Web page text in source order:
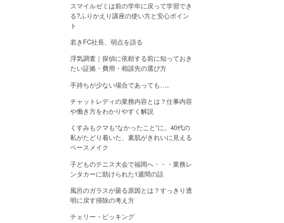
スマイルゼミは前の学年に戻って学習でき
る?ふりかえり講座の使い方と安心ポイン
ト
若きFC社長、弱点を語る
浮気調査｜探偵に依頼する前に知っておき
たい証拠・費用・相談先の選び方
手持ちが少ない場合であっても…。
チャットレディの業務内容とは？仕事内容
や働き方をわかりやすく解説
くすみもクマも“なかったこと”に。40代の
私がたどり着いた、素肌がきれいに見える
ベースメイク
子どものテニス大会で福岡へ・・・業務レ
ンタカーに助けられた1週間の話
風呂のガラスが曇る原因とは？すっきり透
明に戻す掃除の考え方
チェリー・ピッキング